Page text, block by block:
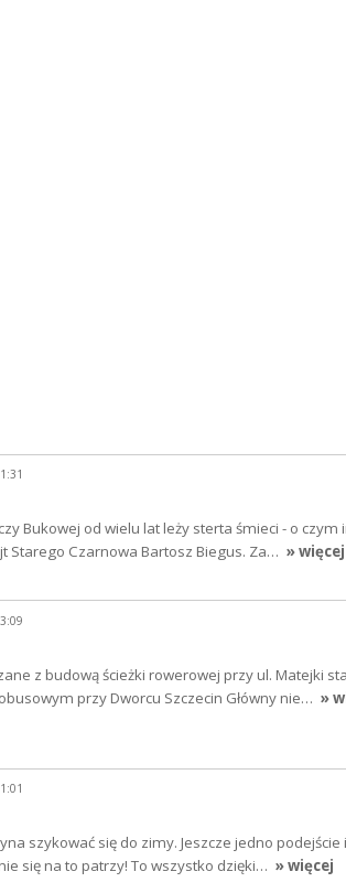
Bukowej od wielu lat leży sterta śmieci - o
Starego Czarnowa Bartosz Biegus. Za… » więcej
z budową ścieżki rowerowej przy ul. Matejki
przy Dworcu Szczecin Główny nie… »
szykować się do zimy. Jeszcze jedno
się na to patrzy! To wszystko dzięki… » więcej